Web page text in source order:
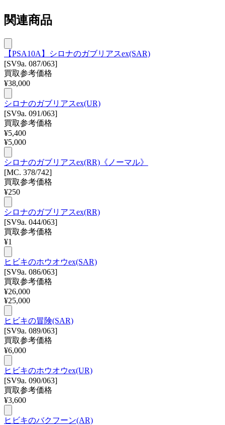
関連商品
【PSA10A】シロナのガブリアスex(SAR)
[SV9a. 087/063]
買取参考価格
¥38,000
シロナのガブリアスex(UR)
[SV9a. 091/063]
買取参考価格
¥5,400
¥5,000
シロナのガブリアスex(RR)《ノーマル》
[MC. 378/742]
買取参考価格
¥250
シロナのガブリアスex(RR)
[SV9a. 044/063]
買取参考価格
¥1
ヒビキのホウオウex(SAR)
[SV9a. 086/063]
買取参考価格
¥26,000
¥25,000
ヒビキの冒険(SAR)
[SV9a. 089/063]
買取参考価格
¥6,000
ヒビキのホウオウex(UR)
[SV9a. 090/063]
買取参考価格
¥3,600
ヒビキのバクフーン(AR)